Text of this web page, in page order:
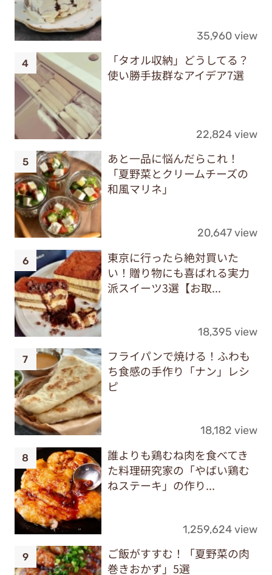
35,960 view
「タオル収納」どうしてる？
使い勝手抜群なアイデア7選
22,824 view
あと一品に悩んだらこれ！
「夏野菜とクリームチーズの
和風マリネ」
20,647 view
東京に行ったら絶対買いた
い！贈り物にも喜ばれる実力
派スイーツ3選【お取...
18,395 view
フライパンで焼ける！ふわも
ち食感の手作り「ナン」レシ
ピ
18,182 view
誰よりも鶏むね肉を食べてき
た料理研究家の「やばい鶏む
ねステーキ」の作り...
1,259,624 view
ご飯がすすむ！「夏野菜の肉
巻きおかず」5選